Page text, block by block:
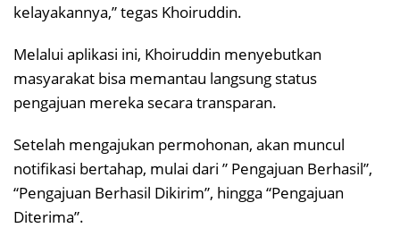
kelayakannya,” tegas Khoiruddin.
​Melalui aplikasi ini, Khoiruddin menyebutkan
masyarakat bisa memantau langsung status
pengajuan mereka secara transparan.
Setelah mengajukan permohonan, akan muncul
notifikasi bertahap, mulai dari ” Pengajuan Berhasil”,
“Pengajuan Berhasil Dikirim”, hingga “Pengajuan
Diterima”.